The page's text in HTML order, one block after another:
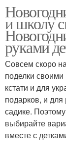
Игрушки из
Игрушки
Игрушка
и школу
руками
Совсем скоро
поделки своими
кстати и для
подарков, и
садике.
выбирайте
вместе с